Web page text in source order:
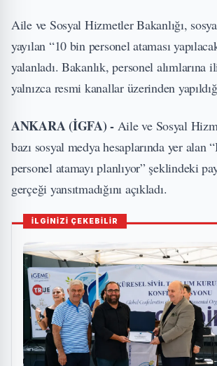
Aile ve Sosyal Hizmetler Bakanlığı,
yayılan “10 bin personel ataması
yalanladı. Bakanlık, personel alımlarına
yalnızca resmi kanallar üzerinden
ANKARA (İGFA) - Aile ve Sosyal
bazı sosyal medya hesaplarında yer alan
personel atamayı planlıyor” şeklindeki
gerçeği yansıtmadığını açıkladı.
İLGİNİZİ ÇEKEBİLİR